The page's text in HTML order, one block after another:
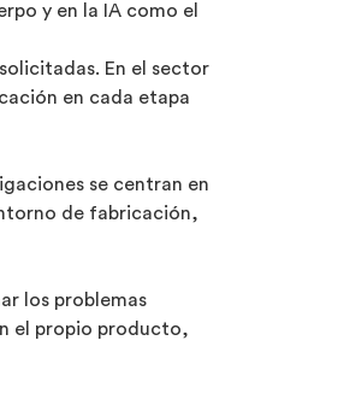
y en la IA como el
En el sector
en cada etapa
se centran en
de fabricación,
los problemas
el propio producto,